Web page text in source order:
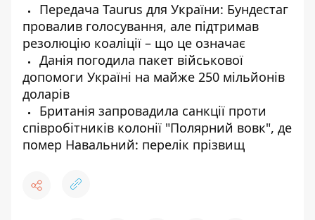
Передача Taurus для України: Бундестаг
провалив голосування, але підтримав
резолюцію коаліції – що це означає
Данія погодила пакет військової
допомоги Україні на майже 250 мільйонів
доларів
Британія запровадила санкції проти
співробітників колонії "Полярний вовк", де
помер Навальний: перелік прізвищ